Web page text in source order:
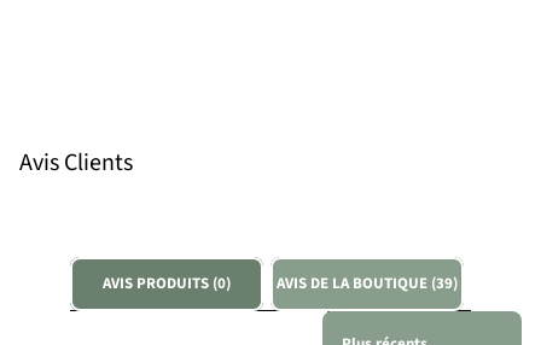
Avis Clients
AVIS PRODUITS (0)
AVIS DE LA BOUTIQUE (39)
Sort reviews by